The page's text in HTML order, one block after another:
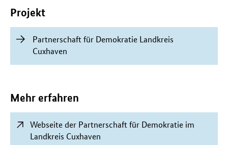
Projekt
Partnerschaft für Demokratie Landkreis
Cuxhaven
Mehr erfahren
Webseite der Partnerschaft für Demokratie im
Landkreis Cuxhaven